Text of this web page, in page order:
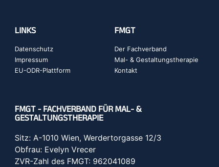
LINKS
Datenschutz
Impressum
EU-ODR-Plattform
FMGT
Der Fachverband
Mal- & Gestaltungstherapie
Kontakt
FMGT - FACHVERBAND FÜR MAL- &
GESTALTUNGSTHERAPIE
Sitz: A-1010 Wien, Werdertorgasse 12/3
Obfrau: Evelyn Vrecer
ZVR-Zahl des FMGT: 962041089